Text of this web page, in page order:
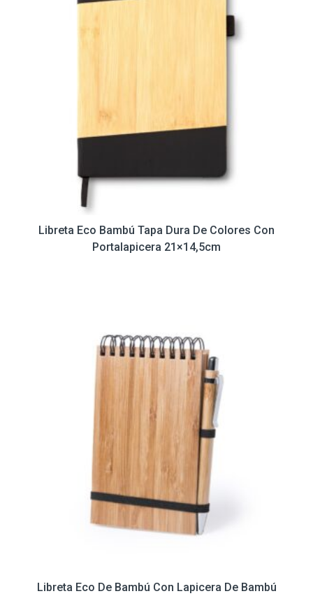
Libreta Eco Bambú Tapa Dura De Colores Con
Portalapicera 21×14,5cm
Libreta Eco De Bambú Con Lapicera De Bambú